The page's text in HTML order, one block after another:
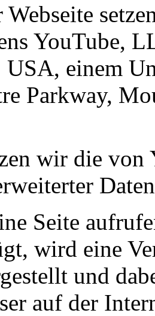
YouTube,
einem
Parkway,
wir die von
Seite
wird eine
und
auf der